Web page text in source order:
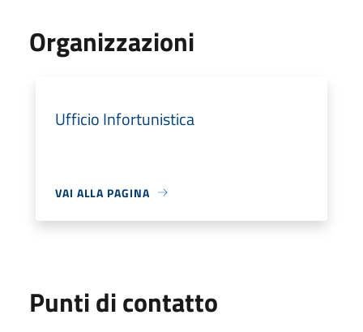
Organizzazioni
Ufficio Infortunistica
VAI ALLA PAGINA
Punti di contatto